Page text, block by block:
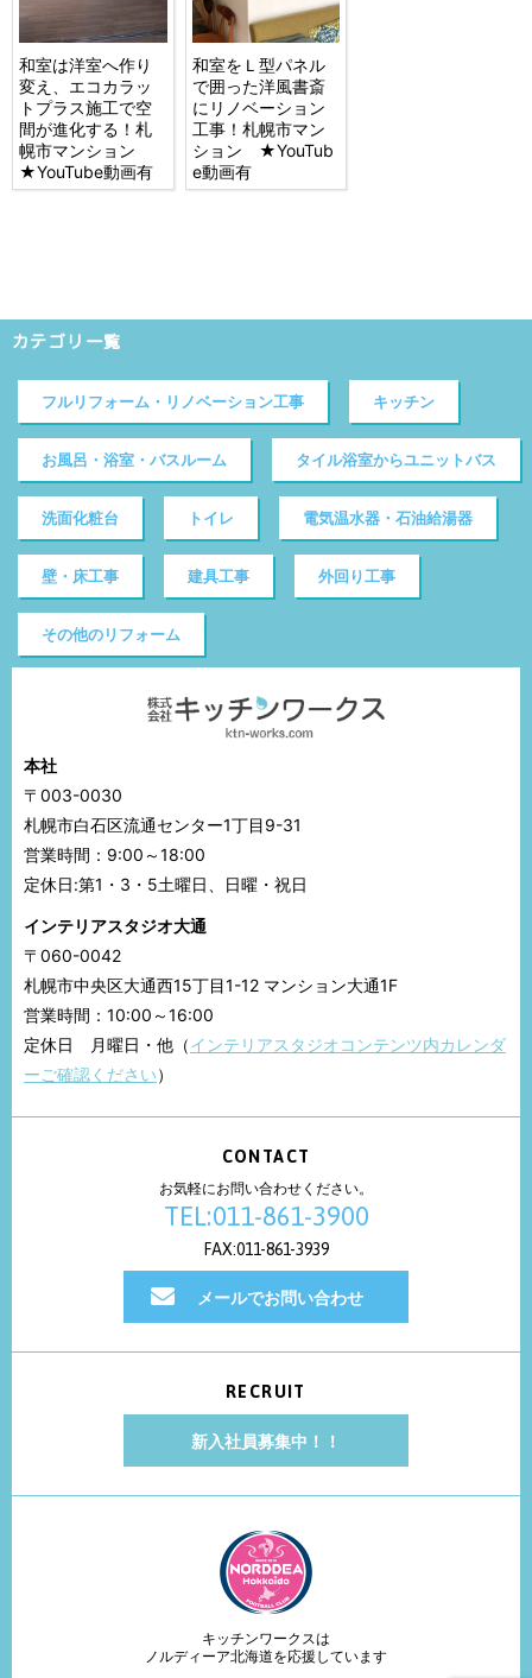
和室は洋室へ作り
変え、エコカラッ
トプラス施工で空
間が進化する！札
幌市マンション
★YouTube動画有
和室をＬ型パネル
で囲った洋風書斎
にリノベーション
工事！札幌市マン
ション ★YouTub
e動画有
カテゴリ一覧
フルリフォーム・リノベーション工事 キッチン
お風呂・浴室・バスルーム タイル浴室からユニットバス
洗面化粧台 トイレ 電気温水器・石油給湯器
壁・床工事 建具工事 外回り工事
その他のリフォーム
本社
〒003-0030
札幌市白石区流通センター1丁目9-31
営業時間：9:00～18:00
定休日:第1・3・5土曜日、日曜・祝日
インテリアスタジオ大通
〒060-0042
札幌市中央区大通西15丁目1-12 マンション大通1F
営業時間：10:00～16:00
定休日 月曜日・他（インテリアスタジオコンテンツ内カレンダ
ーご確認ください）
CONTACT
お気軽にお問い合わせください。
TEL:011-861-3900
FAX:011-861-3939
メールでお問い合わせ
RECRUIT
新入社員募集中！！
キッチンワークスは
ノルディーア北海道を応援しています